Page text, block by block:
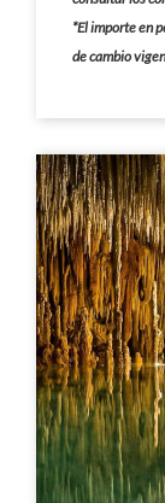
*El importe en
de cambio